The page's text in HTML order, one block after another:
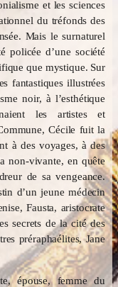
et les sciences
du tréfonds des
Mais le surnaturel
policée d’une société
que mystique. Sur
fantastiques illustrées
noir, à l’esthétique
les artistes et
Cécile fuit la
à des voyages, à des
non-vivante, en quête
de sa vengeance.
d’un jeune médecin
Fausta, aristocrate
secrets de la cité des
préraphaélites, Jane
épouse, femme du